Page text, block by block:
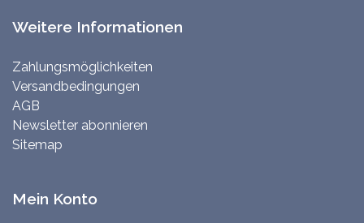
Weitere Informationen
Zahlungsmöglichkeiten
Versandbedingungen
AGB
Newsletter abonnieren
Sitemap
Mein Konto